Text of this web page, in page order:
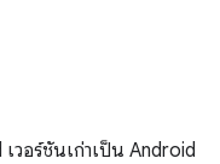
วอร์ชันเก่าเป็น Android